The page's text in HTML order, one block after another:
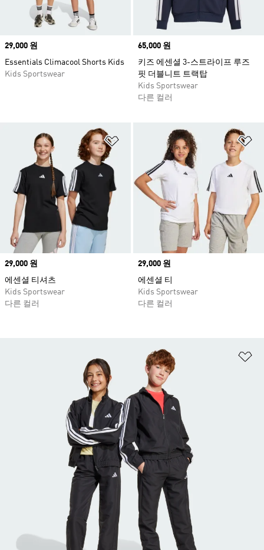
Price
29,000 원
Essentials Climacool Shorts Kids
Kids Sportswear
Price
65,000 원
키즈 에센셜 3-스트라이프 루즈
핏 더블니트 트랙탑
Kids Sportswear
다른 컬러
위시리스트 담기
Price
29,000 원
에센셜 티셔츠
Kids Sportswear
다른 컬러
Price
29,000 원
에센셜 티
Kids Sportswear
다른 컬러